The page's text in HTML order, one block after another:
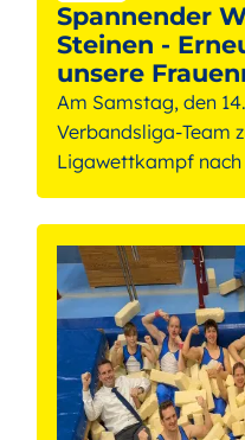
Spannender
Steinen -
unsere
Am Samstag, den
Verbandsliga-Team
Ligawettkampf nach